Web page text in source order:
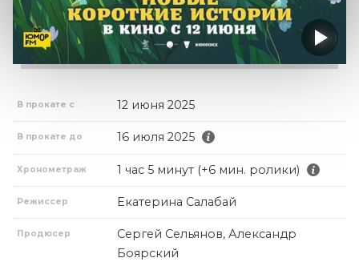
В прокате с 12 июня 2025
В прокате до 16 июля 2025
Хронометраж 1 час 5 минут (+6 мин. ролики)
Режиссер Екатерина Салабай
Продюсер
Сергей Сельянов, Александр
Боярский